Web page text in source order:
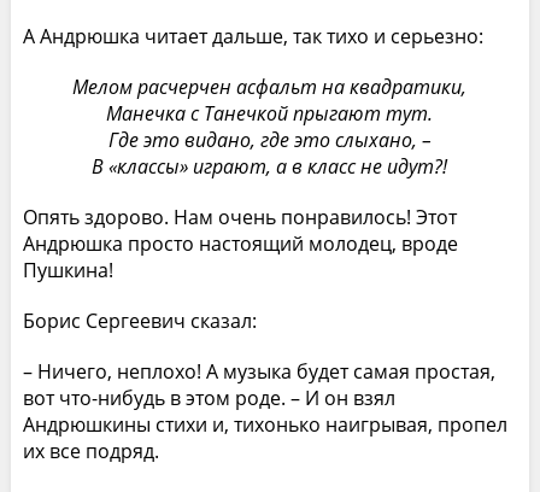
А Андрюшка читает дальше, так тихо и серьезно:
Мелом расчерчен асфальт на квадратики,
Манечка с Танечкой прыгают тут.
Где это видано, где это слыхано, –
В «классы» играют, а в класс не идут?!
Опять здорово. Нам очень понравилось! Этот
Андрюшка просто настоящий молодец, вроде
Пушкина!
Борис Сергеевич сказал:
– Ничего, неплохо! А музыка будет самая простая,
вот что-нибудь в этом роде. – И он взял
Андрюшкины стихи и, тихонько наигрывая, пропел
их все подряд.